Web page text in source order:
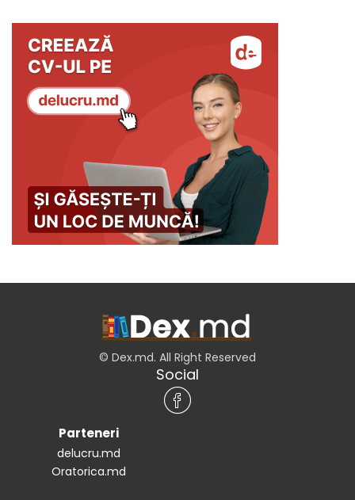
© Dex.md. All Right Reserved
Social
Parteneri
delucru.md
Oratorica.md